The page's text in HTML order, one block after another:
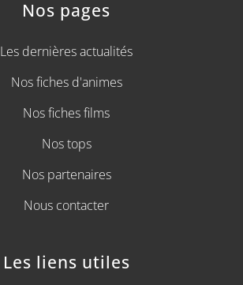
Nos pages
Les dernières actualités
Nos fiches d'animes
Nos fiches films
Nos tops
Nos partenaires
Nous contacter
Les liens utiles